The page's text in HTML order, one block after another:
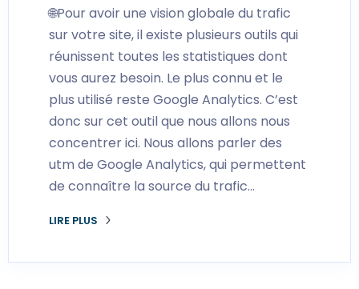
🌐Pour avoir une vision globale du trafic
sur votre site, il existe plusieurs outils qui
réunissent toutes les statistiques dont
vous aurez besoin. Le plus connu et le
plus utilisé reste Google Analytics. C’est
donc sur cet outil que nous allons nous
concentrer ici. Nous allons parler des
utm de Google Analytics, qui permettent
de connaître la source du trafic…
LIRE PLUS